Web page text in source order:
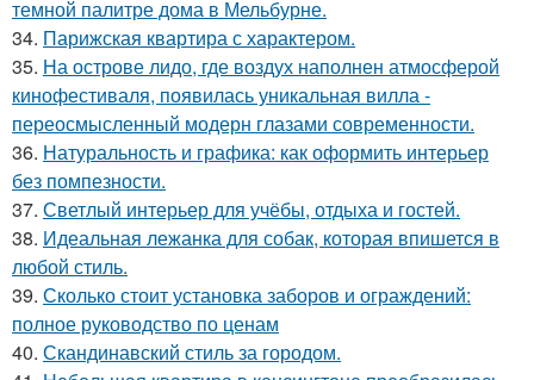
темной палитре дома в Мельбурне.
34. Парижская квартира с характером.
35. На острове лидо, где воздух наполнен атмосферой
кинофестиваля, появилась уникальная вилла -
переосмысленный модерн глазами современности.
36. Натуральность и графика: как оформить интерьер
без помпезности.
37. Светлый интерьер для учёбы, отдыха и гостей.
38. Идеальная лежанка для собак, которая впишется в
любой стиль.
39. Сколько стоит установка заборов и ограждений:
полное руководство по ценам
40. Скандинавский стиль за городом.